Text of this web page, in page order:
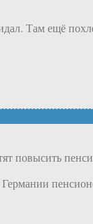
Там ещё
повысить